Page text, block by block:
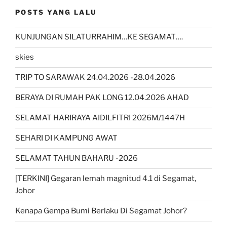
POSTS YANG LALU
KUNJUNGAN SILATURRAHIM…KE SEGAMAT….
skies
TRIP TO SARAWAK 24.04.2026 -28.04.2026
BERAYA DI RUMAH PAK LONG 12.04.2026 AHAD
SELAMAT HARIRAYA AIDILFITRI 2026M/1447H
SEHARI DI KAMPUNG AWAT
SELAMAT TAHUN BAHARU -2026
[TERKINI] Gegaran lemah magnitud 4.1 di Segamat,
Johor
Kenapa Gempa Bumi Berlaku Di Segamat Johor?